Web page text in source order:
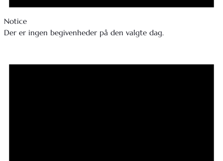
Notice
Der er ingen begivenheder på den valgte dag.